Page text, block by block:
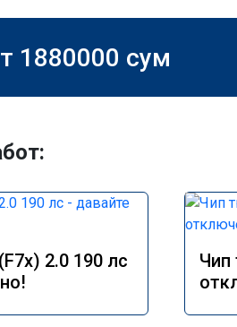
1880000 сум
2.0 190 лс
Чип